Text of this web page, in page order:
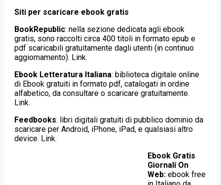
Siti per scaricare ebook gratis
BookRepublic: nella sezione dedicata agli ebook
gratis, sono raccolti circa 400 titoli in formato epub e
pdf scaricabili gratuitamente dagli utenti (in continuo
aggiornamento). Link.
Ebook Letteratura Italiana: biblioteca digitale online
di Ebook gratuiti in formato pdf, catalogati in ordine
alfabetico, da consultare o scaricare gratuitamente.
Link.
Feedbooks: libri digitali gratuiti di pubblico dominio da
scaricare per Android, iPhone, iPad, e qualsiasi altro
device. Link.
Ebook Gratis
Giornali On
Web:ebook free